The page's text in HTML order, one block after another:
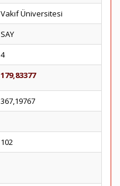
Vakıf Üniversitesi
SAY
4
179,83377
367,19767
102